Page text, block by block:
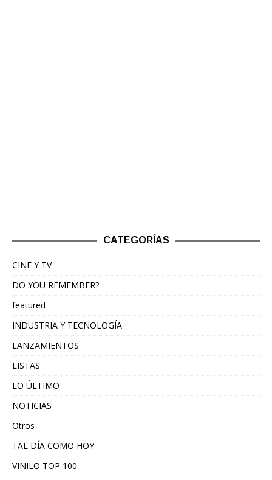
CATEGORÍAS
CINE Y TV
DO YOU REMEMBER?
featured
INDUSTRIA Y TECNOLOGÍA
LANZAMIENTOS
LISTAS
LO ÚLTIMO
NOTICIAS
Otros
TAL DÍA COMO HOY
VINILO TOP 100